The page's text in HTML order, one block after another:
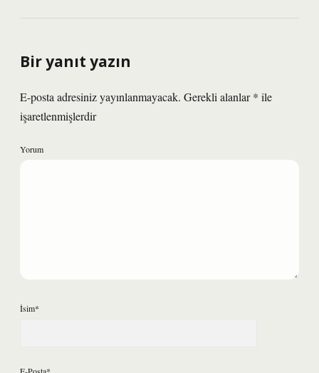
Bir yanıt yazın
E-posta adresiniz yayınlanmayacak. Gerekli alanlar* ile
işaretlenmişlerdir
Yorum
İsim*